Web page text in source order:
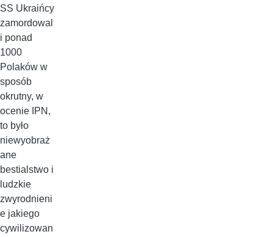
SS Ukraińcy
zamordowal
i ponad
1000
Polaków w
sposób
okrutny, w
ocenie IPN,
to było
niewyobraż
ane
bestialstwo i
ludzkie
zwyrodnieni
e jakiego
cywilizowan